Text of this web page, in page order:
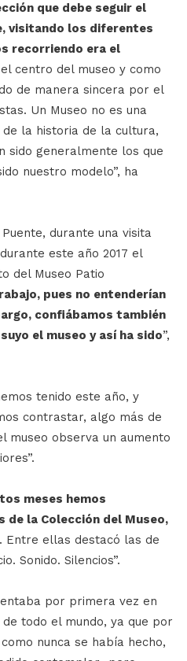
que debe seguir el
visitando los diferentes
recorriendo era el
centro del museo y como
de manera sincera por el
Un Museo no es una
la historia de la cultura,
sido generalmente los que
nuestro modelo”, ha
durante una visita
este año 2017 el
del Museo Patio
pues no entenderían
confiábamos también
el museo y así ha sido”,
tenido este año, y
contrastar, algo más de
museo observa un aumento
meses hemos
de la Colección del Museo,
. Entre ellas destacó las de
Sonido. Silencios”.
por primera vez en
todo el mundo, ya que por
nunca se había hecho,